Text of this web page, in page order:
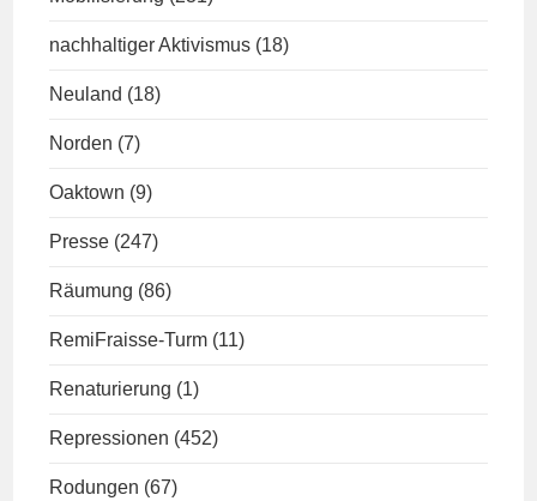
nachhaltiger Aktivismus (18)
Neuland (18)
Norden (7)
Oaktown (9)
Presse (247)
Räumung (86)
RemiFraisse-Turm (11)
Renaturierung (1)
Repressionen (452)
Rodungen (67)